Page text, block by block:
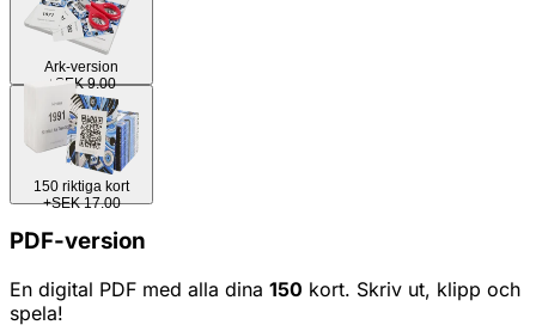
Ark-version
+SEK 9.00
150 riktiga kort
+SEK 17.00
PDF-version
En digital PDF med alla dina 150 kort. Skriv ut, klipp och
spela!